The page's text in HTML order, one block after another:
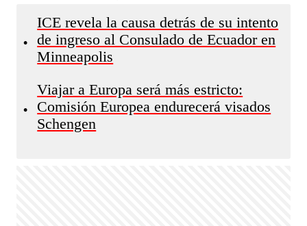
•
ICE revela la causa detrás de su intento
de ingreso al Consulado de Ecuador en
Minneapolis
•
Viajar a Europa será más estricto:
Comisión Europea endurecerá visados
Schengen